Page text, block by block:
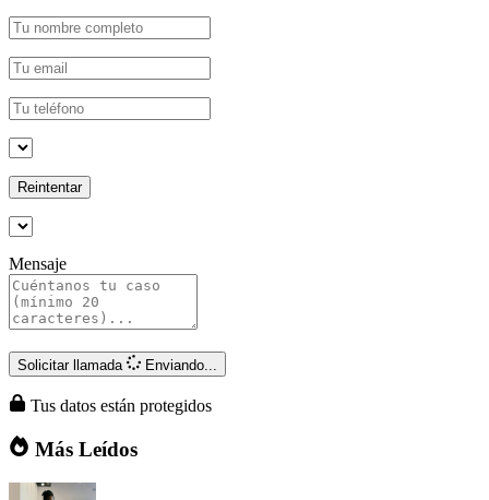
Reintentar
Mensaje
Solicitar llamada Enviando...
Tus datos están protegidos
Más Leídos